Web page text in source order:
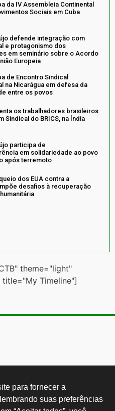
da IV Assembleia Continental
Sociais em Cuba
defende integração com
e protagonismo dos
em seminário sobre o Acordo
Europeia
de Encontro Sindical
na Nicarágua em defesa da
entre os povos
os trabalhadores brasileiros
Sindical do BRICS, na Índia
participa de
em solidariedade ao povo
após terremoto
dos EUA contra a
desafios à recuperação
theme="light"
Timeline"]
0040
para fornecer a
suas preferências